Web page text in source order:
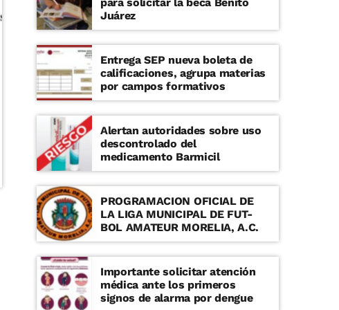
Juárez
Entrega SEP nueva boleta de
calificaciones, agrupa materias
por campos formativos
Alertan autoridades sobre uso
descontrolado del
medicamento Barmicil
PROGRAMACION OFICIAL DE
LA LIGA MUNICIPAL DE FUT-
BOL AMATEUR MORELIA, A.C.
Importante solicitar atención
médica ante los primeros
signos de alarma por dengue